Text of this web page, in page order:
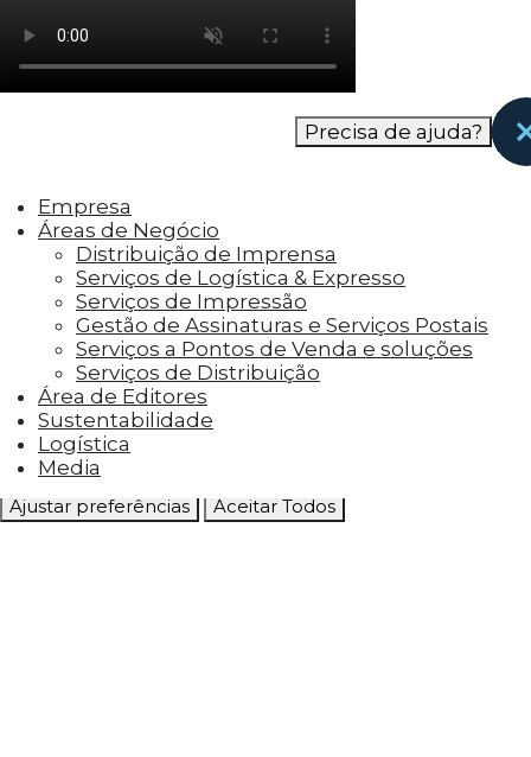
cookies ajudam a fornecer informações sobre
as métricas do número de visitantes, taxa de
rejeição, origem do tráfego, etc.
funcionalidades, como compartilhar o
conteúdo do site em plataformas de social
media, coletar feedbacks e outros recursos de
terceiros.
Cookies Marketing
Os cookies de marketing são usados para
entregar aos visitantes anúncios
personalizados com base nas páginas que eles
visitaram antes e analisar a eficácia da
campanha publicitária.
Ajustar preferências Aceitar Todos
Precisa de ajuda?
Empresa
Áreas de Negócio
Distribuição de Imprensa
Serviços de Logística & Expresso
Serviços de Impressão
Gestão de Assinaturas e Serviços Postais
Serviços a Pontos de Venda e soluções
Serviços de Distribuição
Área de Editores
Sustentabilidade
Logística
Media